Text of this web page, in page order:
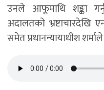
उनले आफूमाथि शङ्का
अदालतको भ्रष्टाचारदेखि
समेत प्रधानन्यायाधीश